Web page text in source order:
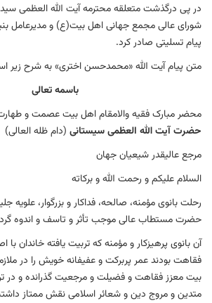
در پی درگذشت متعلقه محترمه آیت الله العظمی
شورای عالی مجمع جهانی اهل بیت(ع) و مدیرعامل
پیام تسلیتی صادر کرد.
متن پیام آیت الله «محمدحسن اختری» به شرح زیر
باسمه تعالی
محضر مبارک فقیه والامقام اهل بیت عصمت و
حضرت آیت الله العظمی سیستانی (دام ظله العالی)
مرجع عالیقدر شیعیان جهان
السلام علیکم و رحمت الله و برکاته
رحلت بانوی مؤمنه، صالحه، فداکار و بزرگوار، علویه
حضرت مستطاب عالی موجب تأثر و تاسف و اندوه
آن بانوی پرهیزکار و مؤمنه که تربیت یافته خاندان
فقاهت بودند عمر پربرکت و عفیفانه خویش را در
بیت معزز فقاهت و فضیلت و مرجعیت گذرانده و در
متدین و مروج دین و شعائر اسلامی نقش ممتاز